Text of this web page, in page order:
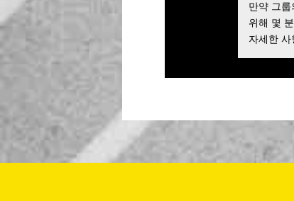
만약 그
위해 몇
자세한